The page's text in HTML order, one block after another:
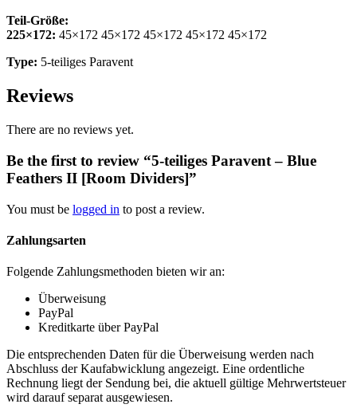
Teil-Größe:
225×172: 45×172 45×172 45×172 45×172 45×172
Type: 5-teiliges Paravent
Reviews
There are no reviews yet.
Be the first to review “5-teiliges Paravent – Blue
Feathers II [Room Dividers]”
You must be logged in to post a review.
Zahlungsarten
Folgende Zahlungsmethoden bieten wir an:
Überweisung
PayPal
Kreditkarte über PayPal
Die entsprechenden Daten für die Überweisung werden nach
Abschluss der Kaufabwicklung angezeigt. Eine ordentliche
Rechnung liegt der Sendung bei, die aktuell gültige Mehrwertsteuer
wird darauf separat ausgewiesen.